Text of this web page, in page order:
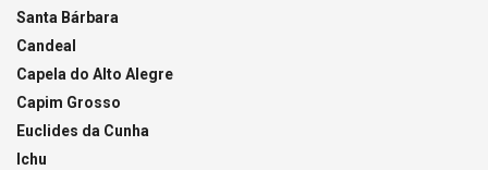
Santa Bárbara
Candeal
Capela do Alto Alegre
Capim Grosso
Euclides da Cunha
Ichu